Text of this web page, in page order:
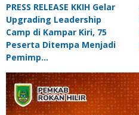
PRESS RELEASE KKIH Gelar
Upgrading Leadership
Camp di Kampar Kiri, 75
Peserta Ditempa Menjadi
Pemimp…